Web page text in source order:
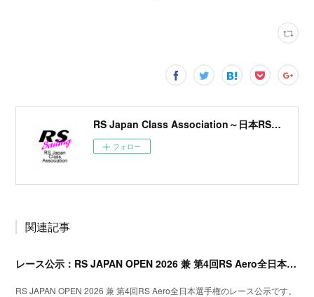
RS Japan Class Association～日本RSクラス協会～
フォロー
関連記事
レース公示：RS JAPAN OPEN 2026 兼 第4回RS Aero全日本選手権
RS JAPAN OPEN 2026 兼 第4回RS Aero全日本選手権のレース公示です。